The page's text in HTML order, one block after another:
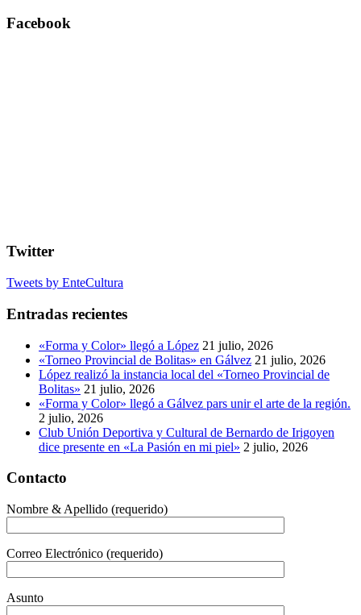
Facebook
Twitter
Tweets by EnteCultura
Entradas recientes
«Forma y Color» llegó a López 21 julio, 2026
«Torneo Provincial de Bolitas» en Gálvez 21 julio, 2026
López realizó la instancia local del «Torneo Provincial de
Bolitas» 21 julio, 2026
«Forma y Color» llegó a Gálvez pars unir el arte de la región.
2 julio, 2026
Club Unión Deportiva y Cultural de Bernardo de Irigoyen
dice presente en «La Pasión en mi piel» 2 julio, 2026
Contacto
Nombre & Apellido (requerido)
Correo Electrónico (requerido)
Asunto